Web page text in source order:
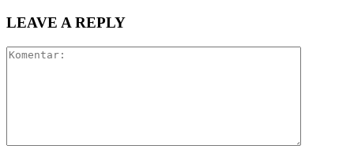
LEAVE A REPLY